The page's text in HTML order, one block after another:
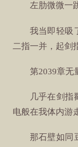
左肋微微一
我当即轻吸
二指一并，起剑
第2039章无
几乎在剑指
电般在我体内游
那石壁如同